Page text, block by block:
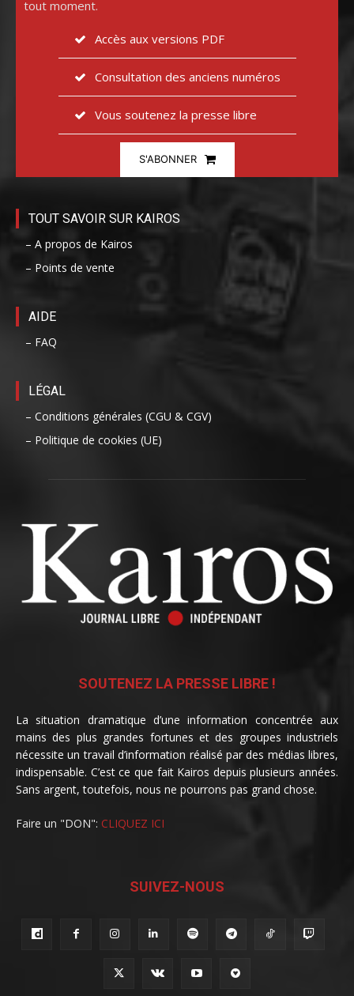
tout moment.
Accès aux versions PDF
Consultation des anciens numéros
Vous soutenez la presse libre
S'ABONNER
TOUT SAVOIR SUR KAIROS
– A propos de Kairos
– Points de vente
AIDE
– FAQ
LÉGAL
– Conditions générales (CGU & CGV)
– Politique de cookies (UE)
SOUTENEZ LA PRESSE LIBRE !
La situation dramatique d’une information concentrée aux
mains des plus grandes fortunes et des groupes industriels
nécessite un travail d’information réalisé par des médias libres,
indispensable. C’est ce que fait Kairos depuis plusieurs années.
Sans argent, toutefois, nous ne pourrons pas grand chose.
Faire un "DON": CLIQUEZ ICI
SUIVEZ-NOUS